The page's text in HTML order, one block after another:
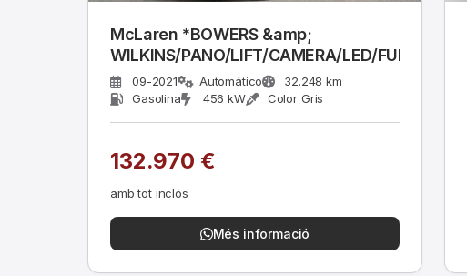
McLaren *BOWERS &amp;
WILKINS/PANO/LIFT/CAMERA/LED/FULL*
09-2021 Automático
32.248 km
Gasolina
456 kW Color Gris
132.970 €
amb tot inclòs
Més informació